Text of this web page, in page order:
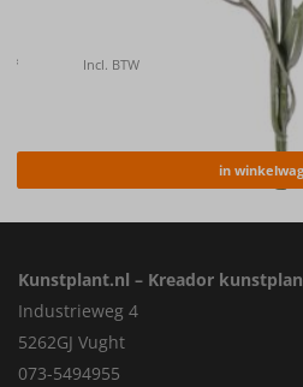
Kunstbloem Korenbloem
€ Incl. BTW
in
Kunstplant.nl – Kreador
Industrieweg 4
5262GJ Vught
073-5494955